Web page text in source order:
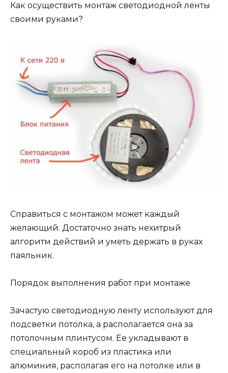
Как осуществить монтаж светодиодной ленты
своими руками?
Справиться с монтажом может каждый
желающий. Достаточно знать нехитрый
алгоритм действий и уметь держать в руках
паяльник.
Порядок выполнения работ при монтаже
Зачастую светодиодную ленту используют для
подсветки потолка, а располагается она за
потолочным плинтусом. Ее укладывают в
специальный короб из пластика или
алюминия, располагая его на потолке или в